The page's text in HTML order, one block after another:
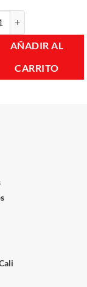
AÑADIR AL
CARRITO